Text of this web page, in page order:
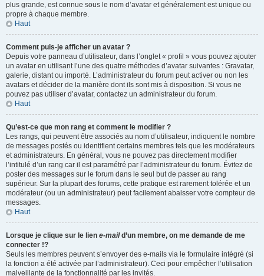
plus grande, est connue sous le nom d’avatar et généralement est unique ou
propre à chaque membre.
Haut
Comment puis-je afficher un avatar ?
Depuis votre panneau d’utilisateur, dans l’onglet « profil » vous pouvez ajouter
un avatar en utilisant l’une des quatre méthodes d’avatar suivantes : Gravatar,
galerie, distant ou importé. L’administrateur du forum peut activer ou non les
avatars et décider de la manière dont ils sont mis à disposition. Si vous ne
pouvez pas utiliser d’avatar, contactez un administrateur du forum.
Haut
Qu’est-ce que mon rang et comment le modifier ?
Les rangs, qui peuvent être associés au nom d’utilisateur, indiquent le nombre
de messages postés ou identifient certains membres tels que les modérateurs
et administrateurs. En général, vous ne pouvez pas directement modifier
l’intitulé d’un rang car il est paramétré par l’administrateur du forum. Évitez de
poster des messages sur le forum dans le seul but de passer au rang
supérieur. Sur la plupart des forums, cette pratique est rarement tolérée et un
modérateur (ou un administrateur) peut facilement abaisser votre compteur de
messages.
Haut
Lorsque je clique sur le lien e-maild’un membre, on me demande de me
connecter !?
Seuls les membres peuvent s’envoyer des e-mails via le formulaire intégré (si
la fonction a été activée par l’administrateur). Ceci pour empêcher l’utilisation
malveillante de la fonctionnalité par les invités.